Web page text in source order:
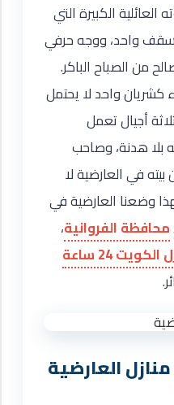
الكبيرة التي
سقف واحد، ووجه حرفي
من الصباح الباكر.
كشريان واحد لا يحتمل
أجيال تعمل
بلا هدنة، وصاحب
في العارضية لا
وضعنا العارضية في
محافظة الفروانية،
24 ساعة
العارضية